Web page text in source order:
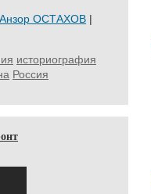
Анзор ОСТАХОВ |
историография
Россия